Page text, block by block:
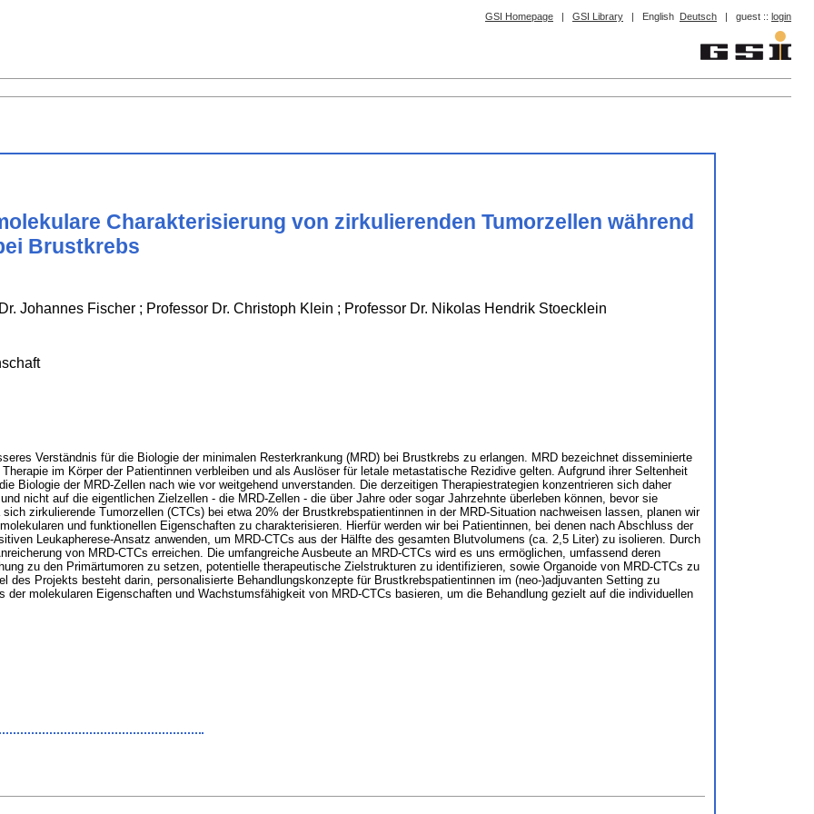
GSI Homepage | GSI Library | English Deutsch | guest :: login
Charakterisierung von zirkulierenden Tumorzellen während
Brustkrebs
Johannes Fischer ; Professor Dr. Christoph Klein ; Professor Dr. Nikolas Hendrik Stoecklein
Verständnis für die Biologie der minimalen Resterkrankung (MRD) bei Brustkrebs zu erlangen. MRD bezeichnet disseminierte
im Körper der Patientinnen verbleiben und als Auslöser für letale metastatische Rezidive gelten. Aufgrund ihrer Seltenheit
Biologie der MRD-Zellen nach wie vor weitgehend unverstanden. Die derzeitigen Therapiestrategien konzentrieren sich daher
nicht auf die eigentlichen Zielzellen - die MRD-Zellen - die über Jahre oder sogar Jahrzehnte überleben können, bevor sie
zirkulierende Tumorzellen (CTCs) bei etwa 20% der Brustkrebspatientinnen in der MRD-Situation nachweisen lassen, planen wir
und funktionellen Eigenschaften zu charakterisieren. Hierfür werden wir bei Patientinnen, bei denen nach Abschluss der
Leukapherese-Ansatz anwenden, um MRD-CTCs aus der Hälfte des gesamten Blutvolumens (ca. 2,5 Liter) zu isolieren. Durch
von MRD-CTCs erreichen. Die umfangreiche Ausbeute an MRD-CTCs wird es uns ermöglichen, umfassend deren
zu den Primärtumoren zu setzen, potentielle therapeutische Zielstrukturen zu identifizieren, sowie Organoide von MRD-CTCs zu
des Projekts besteht darin, personalisierte Behandlungskonzepte für Brustkrebspatientinnen im (neo-)adjuvanten Setting zu
molekularen Eigenschaften und Wachstumsfähigkeit von MRD-CTCs basieren, um die Behandlung gezielt auf die individuellen